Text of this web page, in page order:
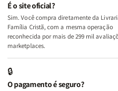
Deus
+
A
Mulher
Lar
+
A
Lar
É o site oficial?
Sim. Você compra diretamente da
Família Cristã, com a mesma operação
reconhecida por mais de 299 mil
marketplaces.
🔒
O pagamento é seguro?